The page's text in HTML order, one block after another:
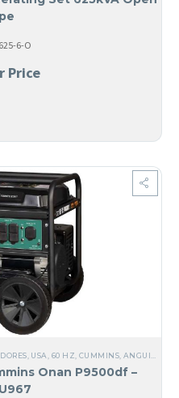
6-O
Price
, USA, 60 HZ, CUMMINS, ANGUILA
Onan P9500df –